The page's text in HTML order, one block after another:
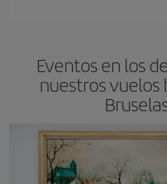
Eventos en los
nuestros vuelos